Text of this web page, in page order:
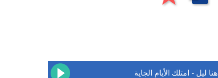
ليل - امتلك الأيام الجاية